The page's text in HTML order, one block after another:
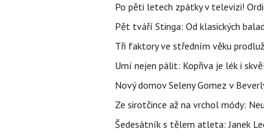
Po pěti letech zpátky v televizi!
Pět tváří Stinga: Od klasických
Tři faktory ve středním věku
Umí nejen pálit: Kopřiva je lék i
Nový domov Seleny Gomez v
Ze sirotčince až na vrchol módy:
Šedesátník s tělem atleta: Janek